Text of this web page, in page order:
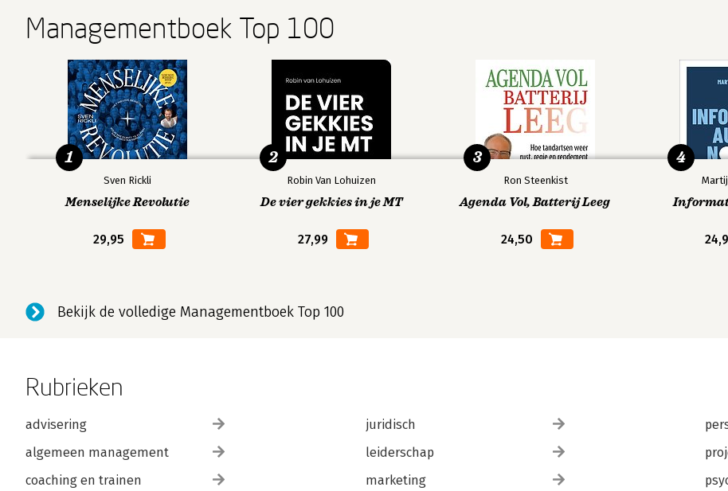
Managementboek Top 100
Sven Rickli
Menselijke Revolutie
29,95
1
Robin Van Lohuizen
De vier gekkies in je MT
27,99
2
Ron Steenkist
Agenda Vol, Batterij Leeg
24,50
3 4
Bekijk de volledige Managementboek Top 100
Rubrieken
advisering
algemeen management
coaching en trainen
juridisch
leiderschap
marketing